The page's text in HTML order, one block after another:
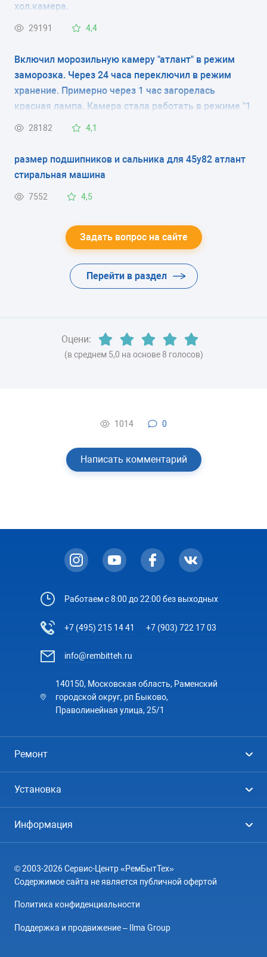
КОЛИЧЕСТВО КОМПРЕССОРОВ
2
РАЗМОРАЖИВАНИЕ МОРОЗИЛЬНОЙ КАМЕРЫ
ручное
РАЗМОРАЖИВАНИЕ ХОЛОДИЛЬНОЙ КАМЕРЫ
капельная система
ЭНЕРГОПОТРЕБЛЕНИЕ
R600a (изобутан)
ВЕС
хол.камера.
29191 4,4
Включил морозильную камеру "атлант" в режим
заморозка. Через 24 часа переключил в режим
хранение. Примерно через 1 час загорелась
красная лампа. Камера стала работать в режиме "1
минуту работает, 5 минут нет" и так постоянно, при
28182 4,1
размер подшипников и сальника для 45у82 атлант
стиральная машина
7552 4,5
Задать вопрос на сайте
Перейти в раздел
Оцени:
(в среднем 5,0 на основе 8 голосов)
1014 0
Написать комментарий
Работаем с 8:00 до 22:00 без выходных
+7 (495) 215 14 41 +7 (903) 722 17 03
info@rembitteh.ru
140150, Московская область, Раменский
городской округ, рп Быково,
Праволинейная улица, 25/1
Ремонт
Посудомоечные машины
Кондиционеры
Варочные панели
Электроплиты
Установка
Кондиционеры
Информация
География
© 2003-2026 Сервис-Центр «РемБытТех»
Содержимое сайта не является публичной офертой
Политика конфиденциальности
Поддержка и продвижение – Ilma Group